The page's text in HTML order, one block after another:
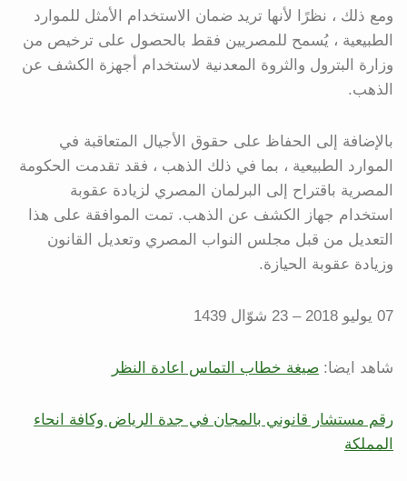
ومع ذلك ، نظرًا لأنها تريد ضمان الاستخدام الأمثل للموارد
الطبيعية ، يُسمح للمصريين فقط بالحصول على ترخيص من
وزارة البترول والثروة المعدنية لاستخدام أجهزة الكشف عن
الذهب.
بالإضافة إلى الحفاظ على حقوق الأجيال المتعاقبة في
الموارد الطبيعية ، بما في ذلك الذهب ، فقد تقدمت الحكومة
المصرية باقتراح إلى البرلمان المصري لزيادة عقوبة
استخدام جهاز الكشف عن الذهب. تمت الموافقة على هذا
التعديل من قبل مجلس النواب المصري وتعديل القانون
وزيادة عقوبة الحيازة.
07 يوليو 2018 – 23 شوّال 1439
شاهد ايضا: صيغة خطاب التماس اعادة النظر
رقم مستشار قانوني بالمجان في جدة الرياض وكافة انحاء
المملكة